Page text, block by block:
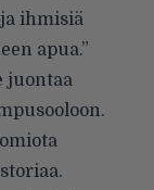
ihmisiä
apua.”
juontaa